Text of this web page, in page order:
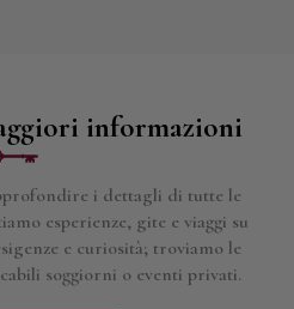
informazioni
i dettagli di tutte le
esperienze, gite e viaggi su
e curiosità; troviamo le
soggiorni o eventi privati.